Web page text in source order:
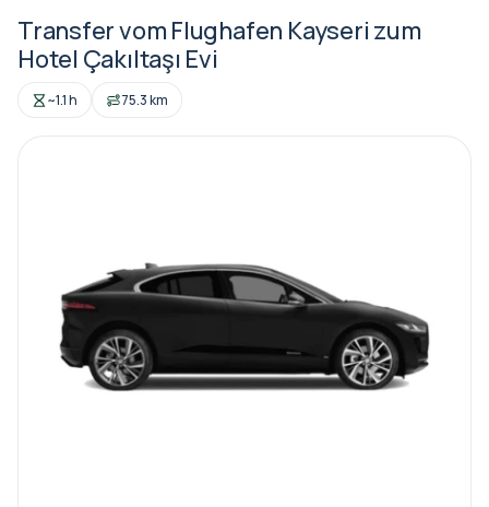
Transfer vom Flughafen Kayseri zum
Hotel Çakıltaşı Evi
~1.1 h 75.3 km